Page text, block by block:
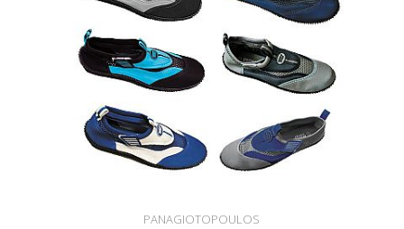
PANAGIOTOPOULOS